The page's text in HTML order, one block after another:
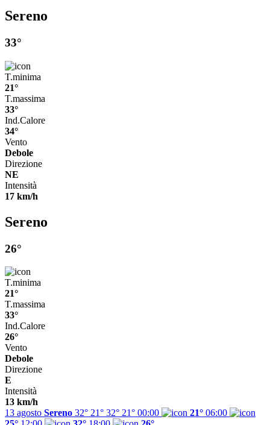
Sereno
33°
T.minima
21°
T.massima
33°
Ind.Calore
34°
Vento
Debole
Direzione
NE
Intensità
17 km/h
Sereno
26°
T.minima
21°
T.massima
33°
Ind.Calore
26°
Vento
Debole
Direzione
E
Intensità
13 km/h
13 agosto Sereno 32° 21° 32° 21° 00:00 21° 06:00